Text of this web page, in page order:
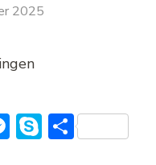
2025
Messenger
Skype
Delen